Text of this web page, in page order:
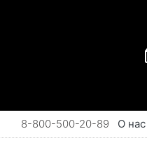
8-800-500-20-89 О нас